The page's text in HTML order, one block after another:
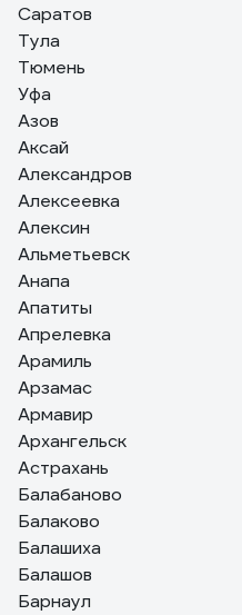
Саратов
Тула
Тюмень
Уфа
Азов
Аксай
Александров
Алексеевка
Алексин
Альметьевск
Анапа
Апатиты
Апрелевка
Арамиль
Арзамас
Армавир
Архангельск
Астрахань
Балабаново
Балаково
Балашиха
Балашов
Барнаул